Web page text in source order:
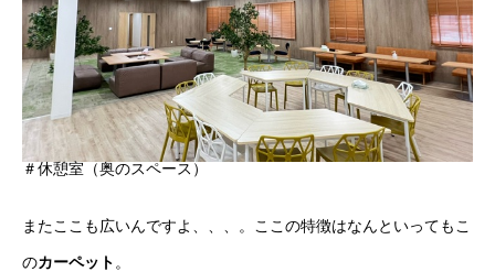
＃休憩室（奥のスペース）
またここも広いんですよ、、、。ここの特徴はなんといってもこ
のカーペット 。